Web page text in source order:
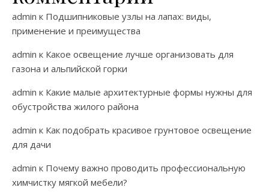
admin к Подшипниковые узлы на лапах: виды,
применение и преимущества
admin к Какое освещение лучше организовать для
газона и альпийской горки
admin к Какие малые архитектурные формы нужны для
обустройства жилого района
admin к Как подобрать красивое грунтовое освещение
для дачи
admin к Почему важно проводить профессиональную
химчистку мягкой мебели?